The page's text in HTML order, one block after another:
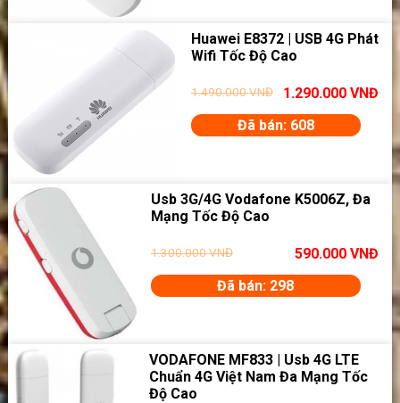
Huawei E8372 | USB 4G Phát
Wifi Tốc Độ Cao
1.490.000VNĐ 1.290.000 VNĐ
Đã bán: 608
Usb 3G/4G Vodafone K5006Z, Đa
Mạng Tốc Độ Cao
1.300.000VNĐ 590.000 VNĐ
Đã bán: 298
VODAFONE MF833 | Usb 4G LTE
Chuẩn 4G Việt Nam Đa Mạng Tốc
Độ Cao